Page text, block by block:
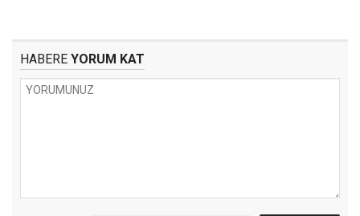
HABERE YORUM KAT